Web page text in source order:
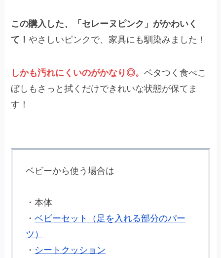
この購入した、「セレーヌピンク」がかわいく
て！やさしいピンクで、家具にも馴染みました！
しかも汚れにくいのがかなり◎。ベタつく食べこ
ぼしもさっと拭くだけできれいな状態が保てま
す！
ベビーから使う場合は
・本体
・ベビーセット（足を入れる部分のパー
ツ）
・ シートクッション